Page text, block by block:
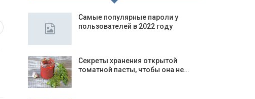
Самые популярные пароли у
пользователей в 2022 году
Секреты хранения открытой
томатной пасты, чтобы она не…